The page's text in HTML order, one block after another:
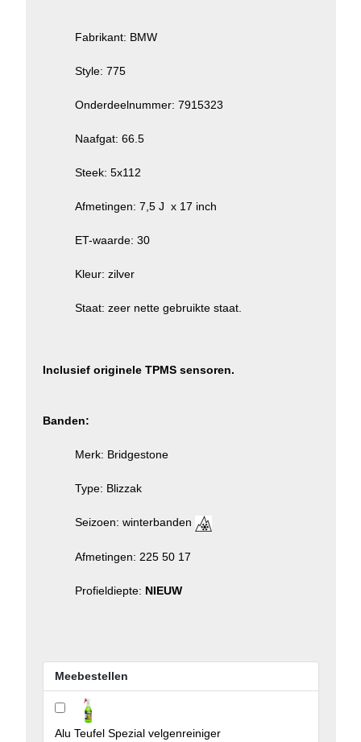
Fabrikant: BMW
Style: 775
Onderdeelnummer: 7915323
Naafgat: 66.5
Steek: 5x112
Afmetingen: 7,5 J x 17 inch
ET-waarde: 30
Kleur: zilver
Staat: zeer nette gebruikte staat.
Inclusief originele TPMS sensoren.
Banden:
Merk: Bridgestone
Type: Blizzak
Seizoen: winterbanden
Afmetingen: 225 50 17
Profieldiepte: NIEUW
Meebestellen
Alu Teufel Spezial velgenreiniger